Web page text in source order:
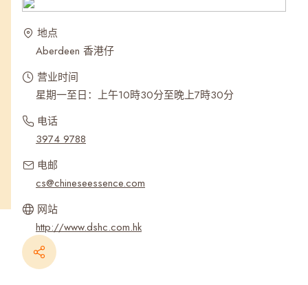
最近搜寻纪录
地点
Aberdeen 香港仔
营业时间
星期一至日：上午10時30分至晚上7時30分
电话
3974 9788
电邮
cs@chineseessence.com
网站
http://www.dshc.com.hk